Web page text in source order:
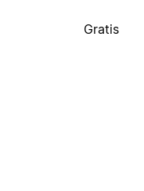
Gratis